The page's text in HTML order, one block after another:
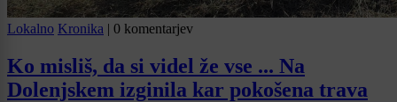
Lokalno Kronika | 0 komentarjev
Ko misliš, da si videl že vse ... Na
Dolenjskem izginila kar pokošena trava